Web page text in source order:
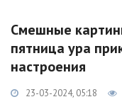
Смешные
пятница ура
настроения
23-03-2024, 05:18